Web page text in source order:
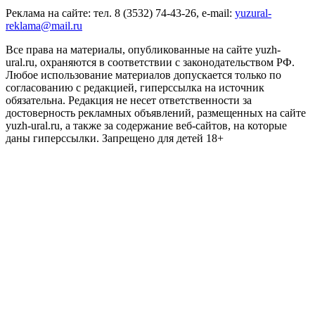
Реклама на сайте: тел. 8 (3532) 74-43-26, e-mail: yuzural-
reklama@mail.ru
Все права на материалы, опубликованные на сайте yuzh-
ural.ru, охраняются в соответствии с законодательством РФ.
Любое использование материалов допускается только по
согласованию с редакцией, гиперссылка на источник
обязательна. Редакция не несет ответственности за
достоверность рекламных объявлений, размещенных на сайте
yuzh-ural.ru, а также за содержание веб-сайтов, на которые
даны гиперссылки. Запрещено для детей 18+